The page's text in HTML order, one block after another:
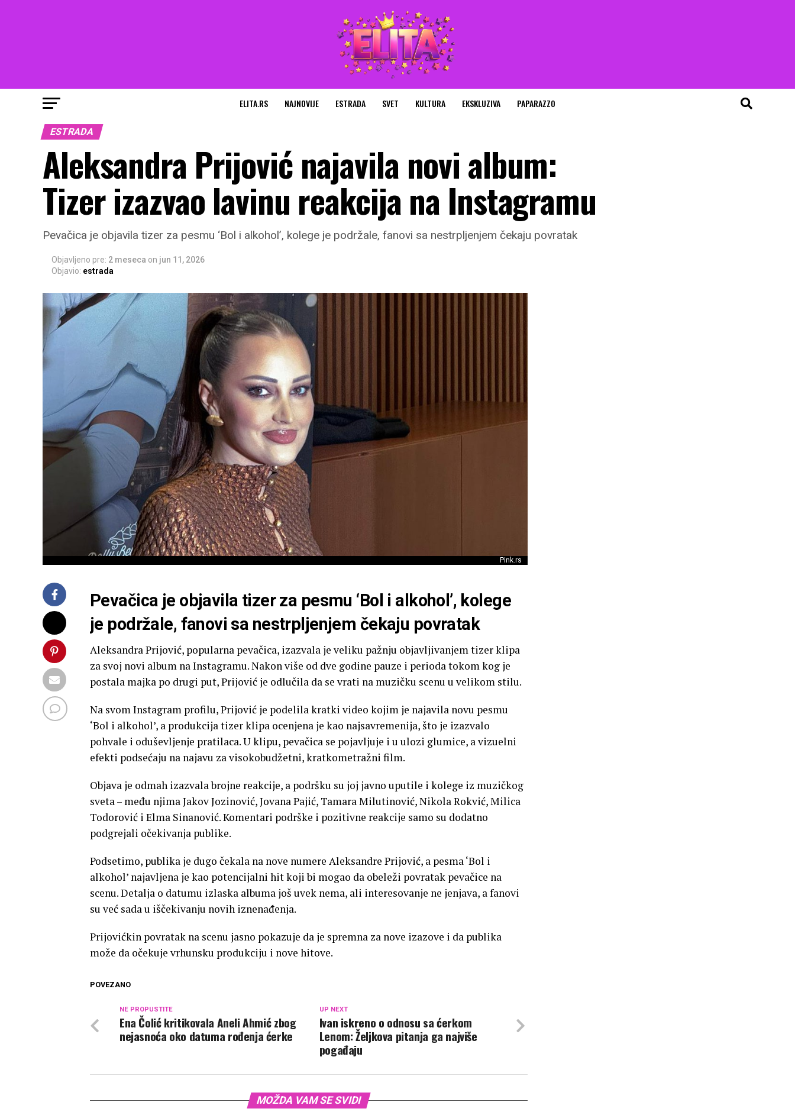
ELITA.RS NAJNOVIJE ESTRADA SVET KULTURA EKSKLUZIVA PAPARAZZO
ESTRADA
Aleksandra Prijović najavila novi album:
Tizer izazvao lavinu reakcija na Instagramu
Pevačica je objavila tizer za pesmu ‘Bol i alkohol’, kolege je podržale, fanovi sa nestrpljenjem čekaju povratak
Objavljeno pre: 2 meseca on jun 11, 2026
Objavio: estrada
Pink.rs
Pevačica je objavila tizer za pesmu ‘Bol i alkohol’, kolege
je podržale, fanovi sa nestrpljenjem čekaju povratak
Aleksandra Prijović, popularna pevačica, izazvala je veliku pažnju objavljivanjem tizer klipa
za svoj novi album na Instagramu. Nakon više od dve godine pauze i perioda tokom kog je
postala majka po drugi put, Prijović je odlučila da se vrati na muzičku scenu u velikom stilu.
Na svom Instagram profilu, Prijović je podelila kratki video kojim je najavila novu pesmu
‘Bol i alkohol’, a produkcija tizer klipa ocenjena je kao najsavremenija, što je izazvalo
pohvale i oduševljenje pratilaca. U klipu, pevačica se pojavljuje i u ulozi glumice, a vizuelni
efekti podsećaju na najavu za visokobudžetni, kratkometražni film.
Objava je odmah izazvala brojne reakcije, a podršku su joj javno uputile i kolege iz muzičkog
sveta – među njima Jakov Jozinović, Jovana Pajić, Tamara Milutinović, Nikola Rokvić, Milica
Todorović i Elma Sinanović. Komentari podrške i pozitivne reakcije samo su dodatno
podgrejali očekivanja publike.
Podsetimo, publika je dugo čekala na nove numere Aleksandre Prijović, a pesma ‘Bol i
alkohol’ najavljena je kao potencijalni hit koji bi mogao da obeleži povratak pevačice na
scenu. Detalja o datumu izlaska albuma još uvek nema, ali interesovanje ne jenjava, a fanovi
su već sada u iščekivanju novih iznenađenja.
Prijovićkin povratak na scenu jasno pokazuje da je spremna za nove izazove i da publika
može da očekuje vrhunsku produkciju i nove hitove.
POVEZANO
UP NEXT
Ivan iskreno o odnosu sa ćerkom
Lenom: Željkova pitanja ga najviše
pogađaju
NE PROPUSTITE
Ena Čolić kritikovala Aneli Ahmić zbog
nejasnoća oko datuma rođenja ćerke
MOŽDA VAM SE SVIDI